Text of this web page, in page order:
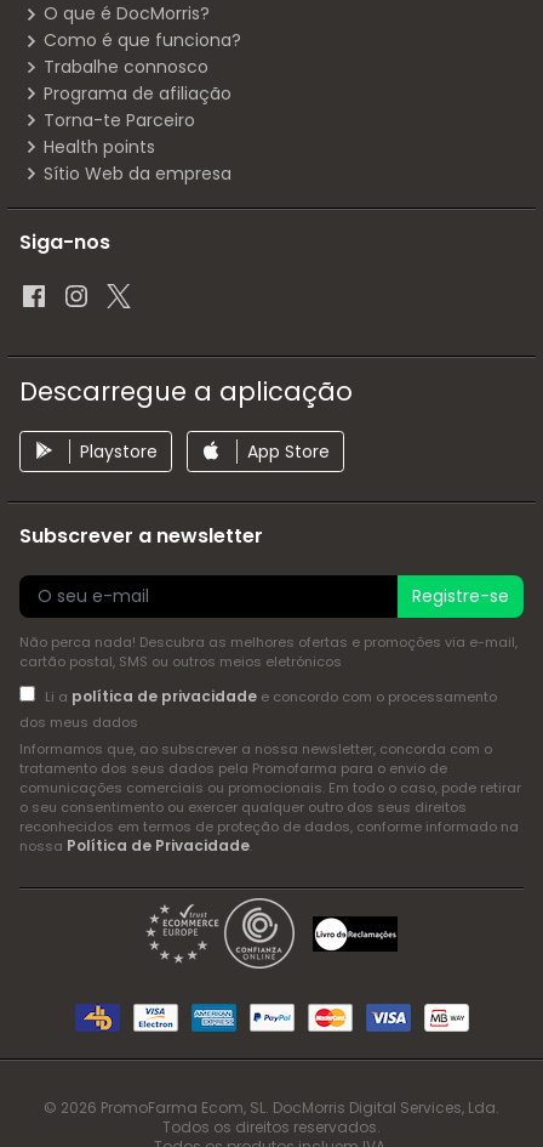
O que é DocMorris?
Como é que funciona?
Trabalhe connosco
Programa de afiliação
Torna-te Parceiro
Health points
Sítio Web da empresa
Siga-nos
Descarregue a aplicação
Playstore App Store
Subscrever a newsletter
Registre-se
Não perca nada! Descubra as melhores ofertas e promoções via e-mail,
cartão postal, SMS ou outros meios eletrónicos
Li a política de privacidadee concordo com o processamento
dos meus dados
Informamos que, ao subscrever a nossa newsletter, concorda com o
tratamento dos seus dados pela Promofarma para o envio de
comunicações comerciais ou promocionais. Em todo o caso, pode retirar
o seu consentimento ou exercer qualquer outro dos seus direitos
reconhecidos em termos de proteção de dados, conforme informado na
nossa Política de Privacidade.
© 2026 PromoFarma Ecom, SL. DocMorris Digital Services, Lda.
Todos os direitos reservados.